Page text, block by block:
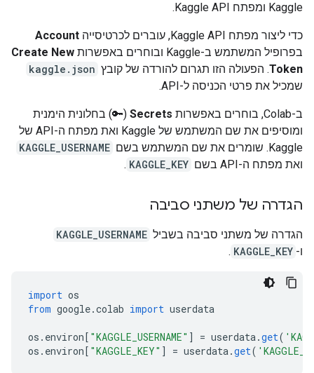
Kaggle ומפתח Kaggle API.
כדי ליצור מפתח Kaggle API, עוברים לכרטיסייה
Account
בפרופיל המשתמש ב-Kaggle ובוחרים באפשרות
Create New
Token. הפעולה הזו תגרום להורדה של קובץ kaggle.json
שמכיל את פרטי הכניסה ל-API.
ב-Colab, בוחרים באפשרות Secrets (🔑) בחלונית הימנית
ומוסיפים את שם המשתמש של Kaggle ואת מפתח ה-API של
Kaggle. שומרים את שם המשתמש בשם
KAGGLE_USERNAME
ואת מפתח ה-API בשם
KAGGLE_KEY
.
הגדרה של משתני סביבה
הגדרה של משתני סביבה בשביל KAGGLE_USERNAME
ו- KAGGLE_KEY
.
import os
from google.colab import userdata
os . environ[ "KAGGLE_USERNAME" ] = userdata.get(
os . environ[ "KAGGLE_KEY" ] = userdata.get(